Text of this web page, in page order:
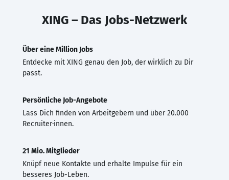
XING – Das Jobs-Netzwerk
Über eine Million Jobs
Entdecke mit XING genau den Job, der wirklich zu Dir
passt.
Persönliche Job-Angebote
Lass Dich finden von Arbeitgebern und über 20.000
Recruiter·innen.
21 Mio. Mitglieder
Knüpf neue Kontakte und erhalte Impulse für ein
besseres Job-Leben.